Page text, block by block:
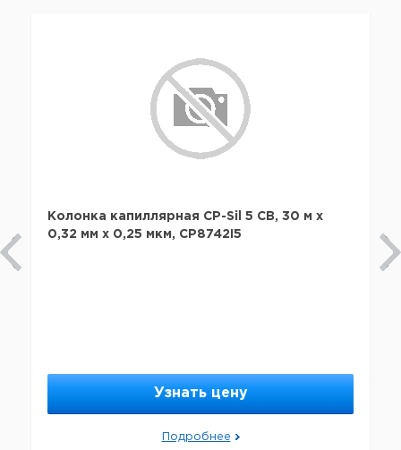
Колонка капиллярная CP-Sil 5 CB, 30 м x
0,32 мм х 0,25 мкм, CP8742I5
Узнать цену
Подробнее